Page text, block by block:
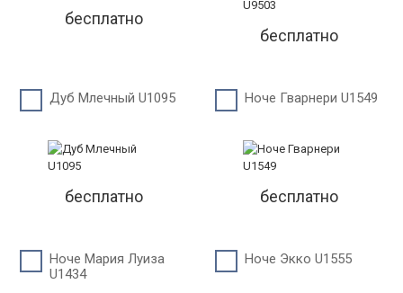
бесплатно
бесплатно
Дуб Млечный U1095
бесплатно
Ноче Гварнери U1549
бесплатно
Ноче Мария Луиза
U1434
Ноче Экко U1555